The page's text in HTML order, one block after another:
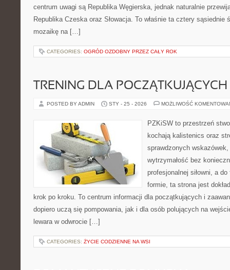
centrum uwagi są Republika Węgierska, jednak naturalnie
Republika Czeska oraz Słowacja. To właśnie ta cztery sąsiednie
mozaikę na […]
CATEGORIES: OGRÓD OZDOBNY PRZEZ CAŁY ROK
TRENING DLA POCZĄTKUJĄCYCH
POSTED BY ADMIN STY - 25 - 2026 MOŻLIWOŚĆ
PZKiSW to przestrzeń
kochają kalistenics oraz
sprawdzonych
wytrzymałość bez
profesjonalnej siłowni, a
formie, ta strona jest
krok po kroku. To centrum informacji dla początkujących i
dopiero uczą się pompowania, jak i dla osób polujących na
lewara w odwrocie […]
CATEGORIES: ŻYCIE CODZIENNE NA WSI